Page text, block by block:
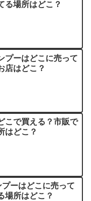
る場所はどこ？
プーはどこに売って
店はどこ？
こで買える？市販で
はどこ？
ーはどこに売って
場所はどこ？